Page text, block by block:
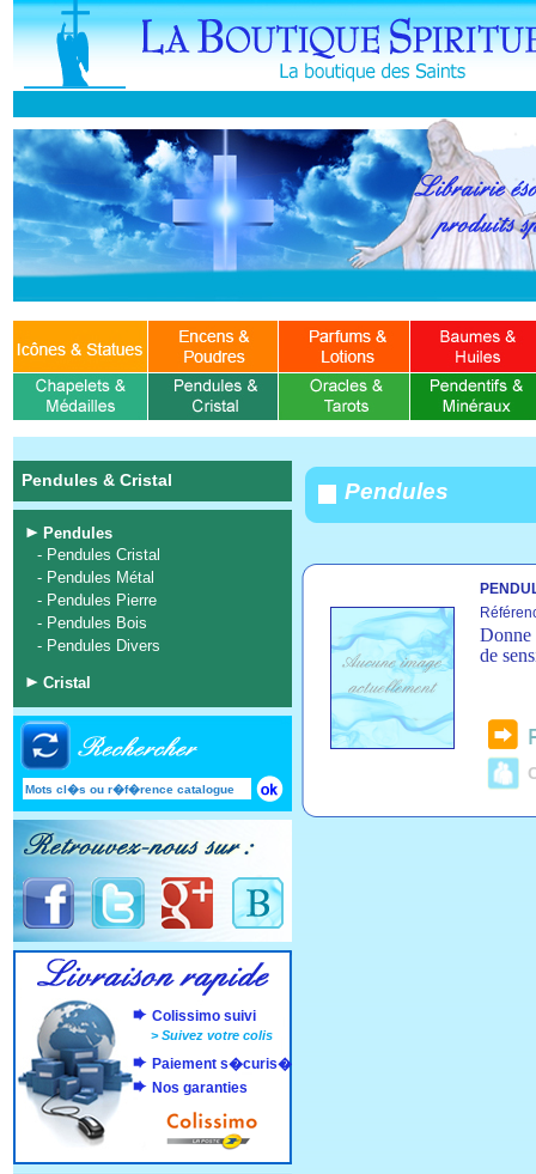
Pendules & Cristal
Pendules
- Pendules Cristal
- Pendules Métal
- Pendules Pierre
- Pendules Bois
- Pendules Divers
Cristal
Colissimo suivi
>Suivez votre colis
Paiement s�curis�
Nos garanties
Pendules
Donne
de